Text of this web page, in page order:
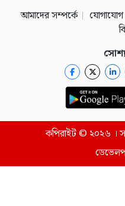
আমাদের সম্পর্কে
যোগাযোগ
কপিরাইট © ২০২৬ ।